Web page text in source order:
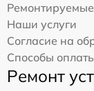
Наши услуги
Согласие на
Способы
Ремонт